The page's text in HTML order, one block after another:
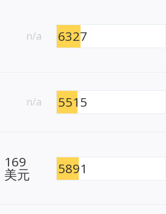
n/a 6327
n/a 5515
169
美元 5891